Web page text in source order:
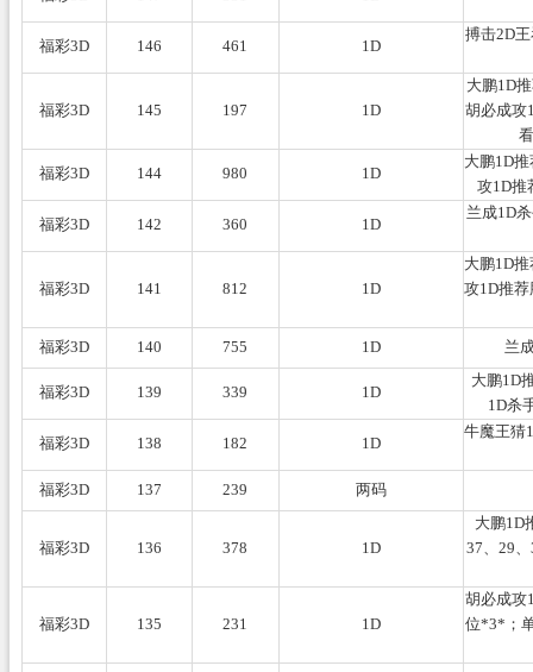
福彩3D 146 461 1D
搏击2D
福彩3D 145 197 1D
大鹏1D
胡必成攻
福彩3D 144 980 1D
大鹏1D
攻1D推
福彩3D 142 360 1D
兰成1D
福彩3D 141 812 1D
大鹏1D
攻1D推
福彩3D 140 755 1D 兰
福彩3D 139 339 1D
大鹏1D
1D杀
福彩3D 138 182 1D
牛魔王猜
福彩3D 137 239 两码
福彩3D 136 378 1D
大鹏1D
37、29
福彩3D 135 231 1D
胡必成攻
位*3*；